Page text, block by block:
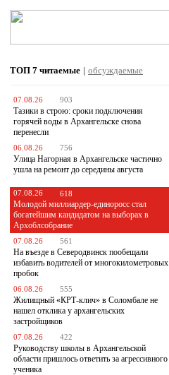
ТОП 7 читаемые | обсуждаемые
07.08.26 903
Тазики в строю: сроки подключения
горячей воды в Архангельске снова
перенесли
06.08.26 756
Улица Нагорная в Архангельске частично
ушла на ремонт до середины августа
07.08.26 618
Молодой миллиардер-единоросс стал
богатейшим кандидатом на выборах в
Архоблсобрание
07.08.26 561
На въезде в Северодвинск пообещали
избавить водителей от многокилометровых
пробок
06.08.26 555
Жилищный «КРТ-клич» в Соломбале не
нашел отклика у архангельских
застройщиков
07.08.26 422
Руководству школы в Архангельской
области пришлось ответить за агрессивного
ученика